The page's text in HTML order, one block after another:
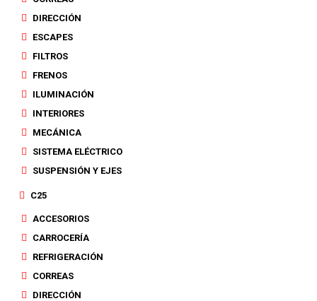
DIRECCIÓN
ESCAPES
FILTROS
FRENOS
ILUMINACIÓN
INTERIORES
MECÁNICA
SISTEMA ELÉCTRICO
SUSPENSIÓN Y EJES
C25
ACCESORIOS
CARROCERÍA
REFRIGERACIÓN
CORREAS
DIRECCIÓN